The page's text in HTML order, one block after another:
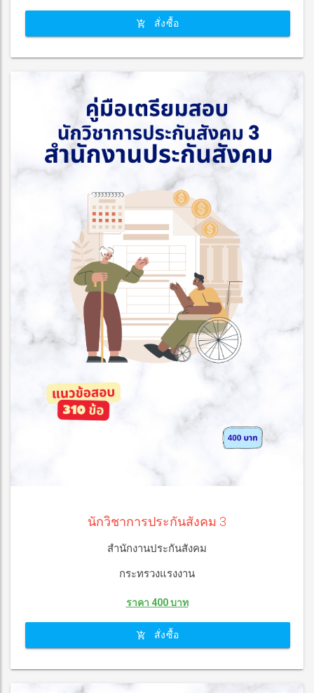
สั่งซื้อ
นักวิชาการประกันสังคม 3
สำนักงานประกันสังคม
กระทรวงแรงงาน
ราคา 400 บาท
สั่งซื้อ